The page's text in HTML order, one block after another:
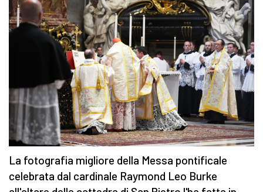
La fotografia migliore della Messa pontificale
celebrata dal cardinale Raymond Leo Burke